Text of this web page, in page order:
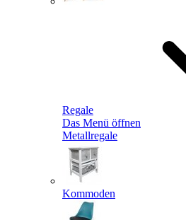
Regale
Das Menü öffnen
Metallregale
Kommoden